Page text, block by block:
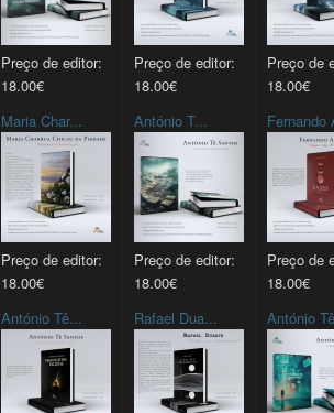
Preço de editor:
18.00€
Preço de editor:
18.00€
Preço de
18.00€
Maria Char...
Preço de editor:
18.00€
António T...
Preço de editor:
18.00€
Fernando
Preço de
18.00€
António Tê... Rafael Dua... António